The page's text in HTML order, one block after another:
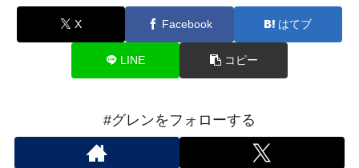
X Facebook はてブ
LINE コピー
#グレンをフォローする